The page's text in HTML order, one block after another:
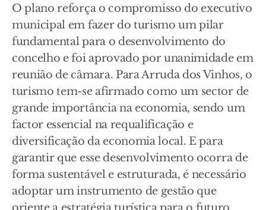
O plano reforça o compromisso do executivo
municipal em fazer do turismo um pilar
fundamental para o desenvolvimento do
concelho e foi aprovado por unanimidade em
reunião de câmara. Para Arruda dos Vinhos, o
turismo tem-se afirmado como um sector de
grande importância na economia, sendo um
factor essencial na requalificação e
diversificação da economia local. E para
garantir que esse desenvolvimento ocorra de
forma sustentável e estruturada, é necessário
adoptar um instrumento de gestão que